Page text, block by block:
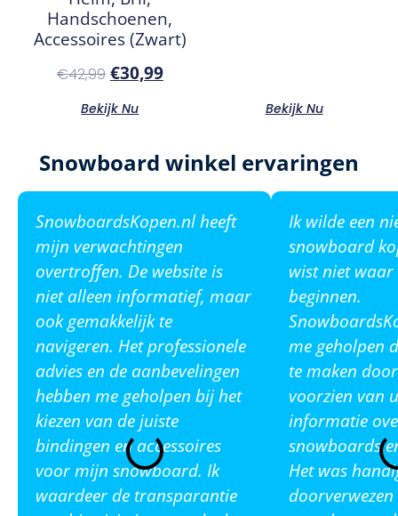
Handschoenen,
Accessoires (Zwart)
€42,99 €30,99
Bekijk Nu Bekijk Nu
Snowboard winkel ervaringen
SnowboardsKopen.nl heeft
mijn verwachtingen
overtroffen. De website is
niet alleen informatief, maar
ook gemakkelijk te
navigeren. Het professionele
advies en de aanbevelingen
hebben me geholpen bij het
kiezen van de juiste
bindingen en accessoires
voor mijn snowboard. Ik
waardeer de transparantie
Ik wilde een
snowboard
wist niet waar
beginnen.
me geholpen
te maken
voorzien van
informatie
snowboards
Het was